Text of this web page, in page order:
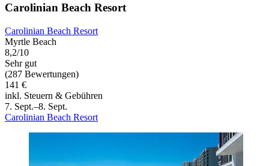
Carolinian Beach Resort
Carolinian Beach Resort
Myrtle Beach
8,2/10
Sehr gut
(287 Bewertungen)
141 €
inkl. Steuern & Gebühren
7. Sept.–8. Sept.
Carolinian Beach Resort